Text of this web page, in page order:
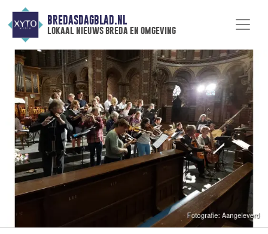
BREDASDAGBLAD.NL
lokaal nieuws breda en omgeving